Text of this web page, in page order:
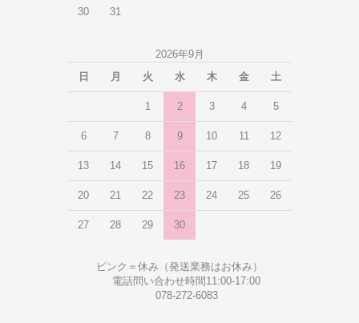
30 31
2026年9月
日
月 火 水 木 金 土
1 2 3 4 5
6 7 8 9 10 11 12
13 14 15 16 17 18 19
20 21 22 23 24 25 26
27 28 29 30
ピンク＝休み（発送業務はお休み）
電話問い合わせ時間11:00-17:00
078-272-6083